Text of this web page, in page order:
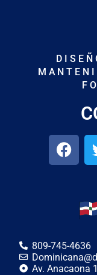
809-745-4636
Av. Anacaona